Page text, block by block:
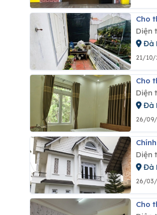
Diện
Đà
21/10/
Diện
Đà
26/
Diện
Đà
26/